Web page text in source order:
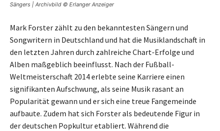
Sängers | Archivbild © Erlanger Anzeiger
Mark Forster zählt zu den bekanntesten Sängern und
Songwritern in Deutschland und hat die Musiklandschaft in
den letzten Jahren durch zahlreiche Chart-Erfolge und
Alben maßgeblich beeinflusst. Nach der Fußball-
Weltmeisterschaft 2014 erlebte seine Karriere einen
signifikanten Aufschwung, als seine Musik rasant an
Popularität gewann und er sich eine treue Fangemeinde
aufbaute. Zudem hat sich Forster als bedeutende Figur in
der deutschen Popkultur etabliert. Während die